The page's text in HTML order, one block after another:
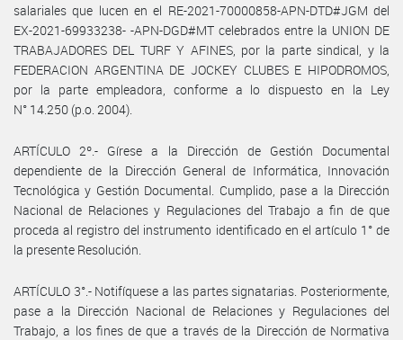
salariales que lucen en el RE-2021-70000858-APN-DTD#JGM del
EX-2021-69933238- -APN-DGD#MT celebrados entre la UNION DE
TRABAJADORES DEL TURF Y AFINES, por la parte sindical, y la
FEDERACION ARGENTINA DE JOCKEY CLUBES E HIPODROMOS,
por la parte empleadora, conforme a lo dispuesto en la Ley
N° 14.250 (p.o. 2004).
ARTÍCULO 2º.- Gírese a la Dirección de Gestión Documental
dependiente de la Dirección General de Informática, Innovación
Tecnológica y Gestión Documental. Cumplido, pase a la Dirección
Nacional de Relaciones y Regulaciones del Trabajo a fin de que
proceda al registro del instrumento identificado en el artículo 1° de
la presente Resolución.
ARTÍCULO 3°.- Notifíquese a las partes signatarias. Posteriormente,
pase a la Dirección Nacional de Relaciones y Regulaciones del
Trabajo, a los fines de que a través de la Dirección de Normativa